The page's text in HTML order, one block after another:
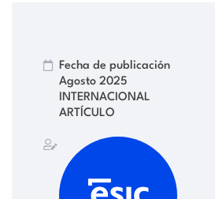
Fecha de publicación
Agosto 2025
INTERNACIONAL
ARTÍCULO